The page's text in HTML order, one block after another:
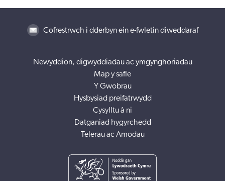
Cofrestrwch i dderbyn ein e-fwletin diweddaraf
Newyddion, digwyddiadau ac ymgynghoriadau
Map y safle
Y Gwobrau
Hysbysiad preifatrwydd
Cysylltu â ni
Datganiad hygyrchedd
Telerau ac Amodau